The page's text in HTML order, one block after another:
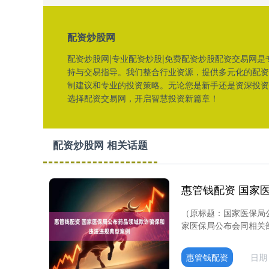
配资炒股网
配资炒股网|专业配资炒股|免费配资炒股配资交易网
持与交易指导。我们整合行业资源，提供多元化的配
制建议和专业的投资策略。无论您是新手还是资深投
选择配资交易网，开启智慧投资新篇章！
配资炒股网 相关话题
（原标题：国家医保
家医保局公布会同相
惠管钱配资 日